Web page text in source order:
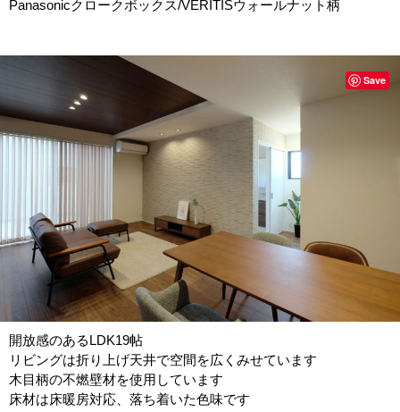
Panasonicクロークボックス/VERITISウォールナット柄
開放感のあるLDK19帖
リビングは折り上げ天井で空間を広くみせています
木目柄の不燃壁材を使用しています
床材は床暖房対応、落ち着いた色味です
Save